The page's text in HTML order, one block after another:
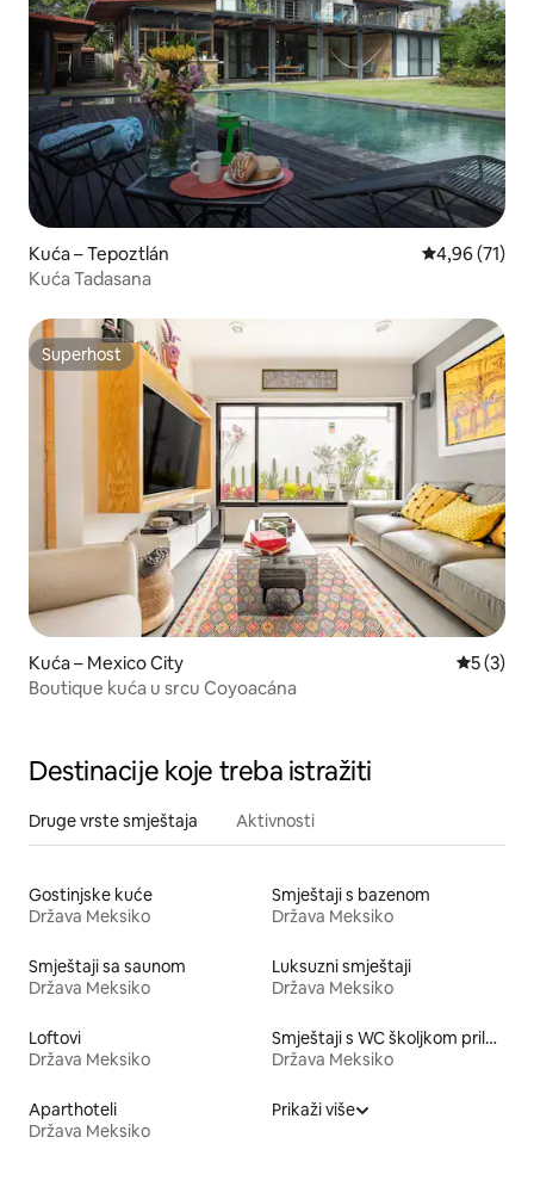
Kuća – Tepoztlán Prosječna
4,96 (71)
Kuća Tadasana
Superhost
Superhost
Kuća – Mexico City
5 (3)
Boutique kuća u srcu Coyoacána
Destinacije koje treba istražiti
Druge vrste smještaja Aktivnosti
Gostinjske kuće
Država Meksiko
Smještaji s bazenom
Država Meksiko
Smještaji sa saunom
Država Meksiko
Luksuzni smještaji
Država Meksiko
Loftovi
Država Meksiko
Smještaji s WC školjkom prilagođene visine
Država Meksiko
Aparthoteli
Država Meksiko
Prikaži više